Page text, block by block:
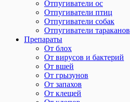
Отпугиватели ос
Отпугиватели птиц
Отпугиватели собак
Отпугиватели тараканов
Препараты
От блох
От вирусов и бактерий
От вшей
От грызунов
От запахов
От клещей